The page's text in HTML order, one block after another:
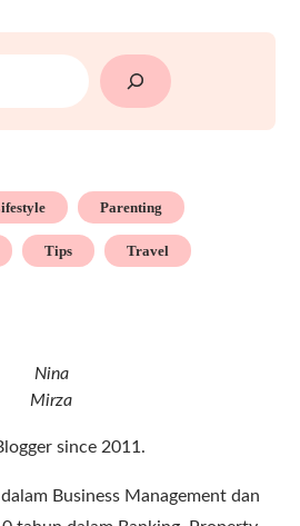
Parenting
Tips Travel
Nina
Mirza
since 2011.
Business Management dan